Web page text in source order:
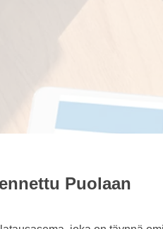
Puolaan